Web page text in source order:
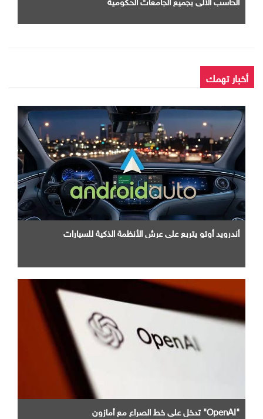
أخبار تهمك
أندرويد أوتو يتربع علي عرش الأنظمة الذكية للسيارات
"OpenAI" تدخل علي خط الصراع مع أمازون